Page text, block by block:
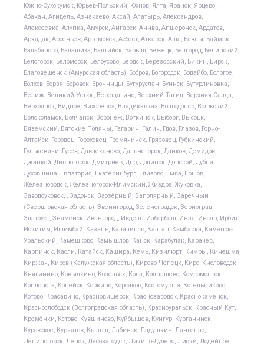
Южно-Сухокумск, Юрьев-Польский, Юхнов, Ялта, Яранск, Ярцево,
Абакан, Агидель, Азнакаево, Аксай, Алатырь, Александров,
Алексеевка, Алупка, Амурск, Ангарск, Анива, Апшеронск, Ардатов,
Аркадак, Арсеньев, Артёмовск, Асбест, Аткарск, Аша, Бавлы, Баймак,
Балабаново, Балашиха, Балтийск, Барыш, Бежецк, Белгород, Белинский,
Белогорск, Беломорск, Белоусово, Бердск, Берёзовский, Бикин, Бирск,
Благовещенск (Амурская область), Бобров, Богородск, Бодайбо, Бологое,
Болхов, Борзя, Боровск, Бронницы, Бугуруслан, Буинск, Бутурлиновка,
Велиж, Великий Устюг, Верещагино, Верхний Тагил, Верхняя Салда,
Верхоянск, Видное, Вихоревка, Владикавказ, Волгодонск, Волжский,
Волоколамск, Волчанск, Воронеж, Воткинск, Выборг, Высоцк,
Вяземский, Вятские Поляны, Гагарин, Галич, Гдов, Глазов, Горно-
Алтайск, Городец, Гороховец, Гремячинск, Грязовец, Губкинский,
Гулькевичи, Гусев, Давлеканово, Дальнегорск, Данков, Демидов,
Джанкой, Дивногорск, Дмитриев, Дно, Долинск, Донской, Дубна,
Духовщина, Евпатория, Екатеринбург, Елизово, Емва, Ершов,
Железноводск, Железногорск-Илимский, Жиздра, Жуковка,
Заводоуковск, , Задонск, Заозёрный, Заполярный, Заречный
(Свердловская область), Звенигород, Зеленоградск, Зерноград,
Златоуст, Знаменск, Ивангород, Ивдель, Избербаш, Инза, Инсар, Ирбит,
Искитим, Ишимбай, Казань, Калачинск, Калтан, Камбарка, Каменск-
Уральский, Камешково, Камышлов, Канск, Карабулак, Карачев,
Карпинск, Касли, Катайск, Кашира, Кемь, Кизилюрт, Кимры, Кинешма,
Киржач, Киров (Калужская область), Кирово-Чепецк, Кирс, Кисловодск,
Княгинино, Ковылкино, Козельск, Кола, Колпашево, Комсомольск,
Кондопога, Копейск, Коркино, Корсаков, Костомукша, Котельниково,
Котово, Красавино, Красновишерск, Краснозаводск, Краснокаменск,
Краснослободск (Волгоградская область), Красноуральск, Красный Кут,
Кремёнки, Кстово, Кувшиново, Куйбышев, Кунгур, Курганинск,
Куровское, Курчатов, Кызыл, Лабинск, Ладушкин, Лангепас,
Лениногорск, Ленск, Лесозаводск, Ликино-Дулёво, Лиски, Лодейное